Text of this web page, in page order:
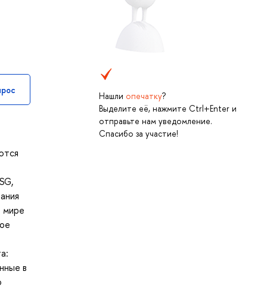
Нашли опечатку?
Выделите её, нажмите Ctrl+Enter и
отправьте нам уведомление.
Спасибо за участие!
мире
в